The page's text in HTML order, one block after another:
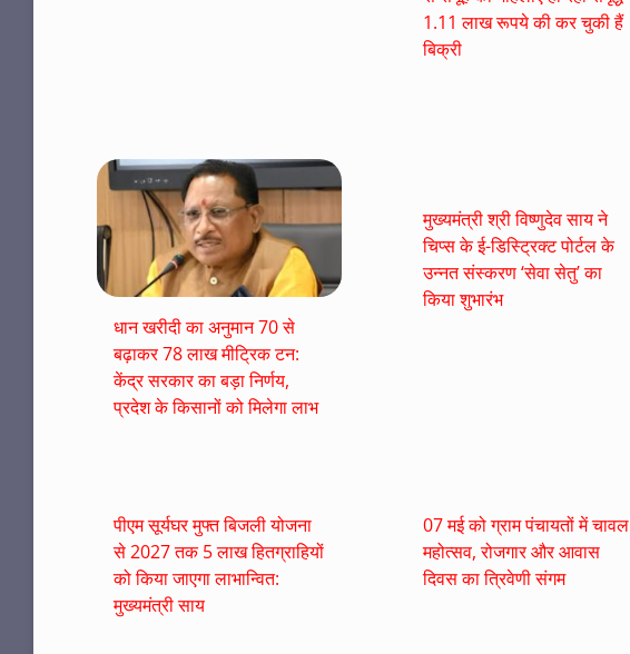
1.11 लाख रूपये की कर चुकी हैं
बिक्री
धान खरीदी का अनुमान 70 से
बढ़ाकर 78 लाख मीट्रिक टन:
केंद्र सरकार का बड़ा निर्णय,
प्रदेश के किसानों को मिलेगा लाभ
मुख्यमंत्री श्री विष्णुदेव साय ने
चिप्स के ई-डिस्ट्रिक्ट पोर्टल के
उन्नत संस्करण ‘सेवा सेतु’ का
किया शुभारंभ
पीएम सूर्यघर मुफ्त बिजली योजना
से 2027 तक 5 लाख हितग्राहियों
को किया जाएगा लाभान्वित:
मुख्यमंत्री साय
07 मई को ग्राम पंचायतों में चावल
महोत्सव, रोजगार और आवास
दिवस का त्रिवेणी संगम